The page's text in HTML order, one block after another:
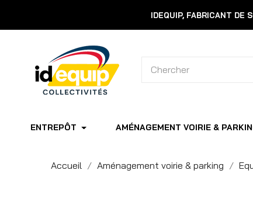
IDEQUIP, FABRICANT DE
ENTREPÔT AMÉNAGEMENT VOIRIE &
Accueil Aménagement voirie & parking